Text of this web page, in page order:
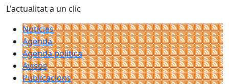
L'actualitat a un clic
Notícies
Agenda
Agenda política
Avisos
Publicacions